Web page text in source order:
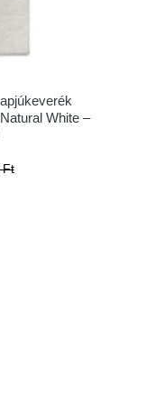
White –
Ft